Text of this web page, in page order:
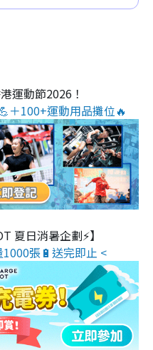
運動節2026！
＋100+運動用品攤位🔥
夏日消暑企劃⚡】
張🔋送完即止 <